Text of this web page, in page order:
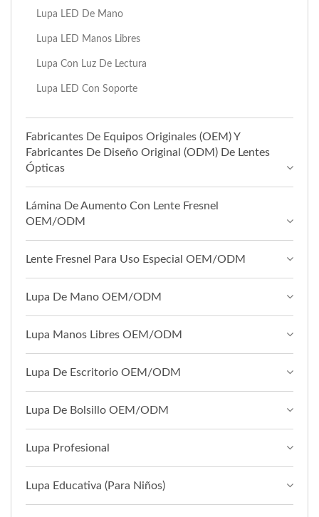
Lupa LED De Mano
Lupa LED Manos Libres
Lupa Con Luz De Lectura
Lupa LED Con Soporte
Fabricantes De Equipos Originales (OEM) Y
Fabricantes De Diseño Original (ODM) De Lentes
Ópticas
Lámina De Aumento Con Lente Fresnel
OEM/ODM
Lente Fresnel Para Uso Especial OEM/ODM
Lupa De Mano OEM/ODM
Lupa Manos Libres OEM/ODM
Lupa De Escritorio OEM/ODM
Lupa De Bolsillo OEM/ODM
Lupa Profesional
Lupa Educativa (para Niños)